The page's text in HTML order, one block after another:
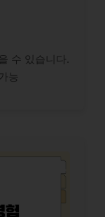
수 있습니다.
능